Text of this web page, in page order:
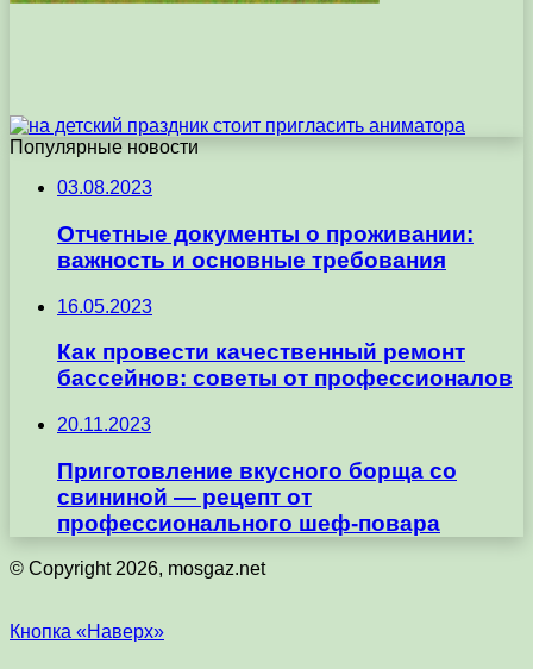
Популярные новости
03.08.2023
Отчетные документы о проживании:
важность и основные требования
16.05.2023
Как провести качественный ремонт
бассейнов: советы от профессионалов
20.11.2023
Приготовление вкусного борща со
свининой — рецепт от
профессионального шеф-повара
© Copyright 2026, mosgaz.net
Кнопка «Наверх»